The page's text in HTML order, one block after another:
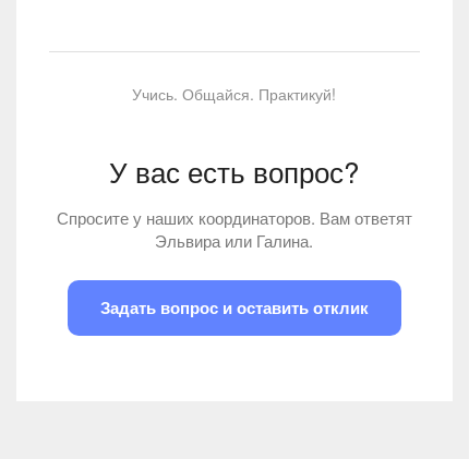
Учись. Общайся. Практикуй!
У вас есть вопрос?
Спросите у наших координаторов. Вам ответят
Эльвира или Галина.
Задать вопрос и оставить отклик